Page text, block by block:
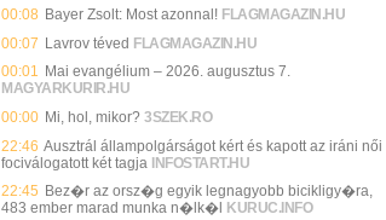
00:08 Bayer Zsolt: Most azonnal! FLAGMAGAZIN.HU
00:07 Lavrov téved FLAGMAGAZIN.HU
00:01 Mai evangélium – 2026. augusztus 7.
MAGYARKURIR.HU
00:00 Mi, hol, mikor? 3SZEK.RO
22:46 Ausztrál állampolgárságot kért és kapott az iráni női
fociválogatott két tagja INFOSTART.HU
22:45 Bez�r az orsz�g egyik legnagyobb bicikligy�ra,
483 ember marad munka n�lk�l KURUC.INFO